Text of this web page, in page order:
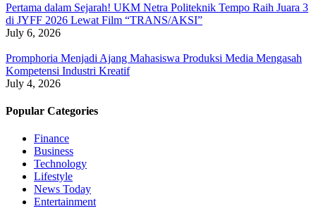
Pertama dalam Sejarah! UKM Netra Politeknik Tempo Raih Juara 3
di JYFF 2026 Lewat Film “TRANS/AKSI”
July 6, 2026
Promphoria Menjadi Ajang Mahasiswa Produksi Media Mengasah
Kompetensi Industri Kreatif
July 4, 2026
Popular Categories
Finance
Business
Technology
Lifestyle
News Today
Entertainment